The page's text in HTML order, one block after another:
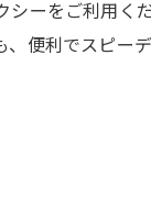
ーをご利用く
便利でスピー